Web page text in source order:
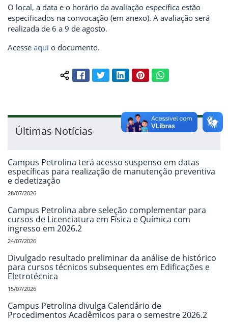
O local, a data e o horário da avaliação específica estão
especificados na convocação (em anexo). A avaliação será
realizada de 6 a 9 de agosto.
Acesse aqui o documento.
Compartilhar conteúdo:
FacebookTwitterLinkedInPinterestWhatsApp
Últimas Notícias
Campus Petrolina terá acesso suspenso em datas
específicas para realização de manutenção preventiva
e dedetização
28/07/2026
Campus Petrolina abre seleção complementar para
cursos de Licenciatura em Física e Química com
ingresso em 2026.2
24/07/2026
Divulgado resultado preliminar da análise de histórico
para cursos técnicos subsequentes em Edificações e
Eletrotécnica
15/07/2026
Campus Petrolina divulga Calendário de
Procedimentos Acadêmicos para o semestre 2026.2